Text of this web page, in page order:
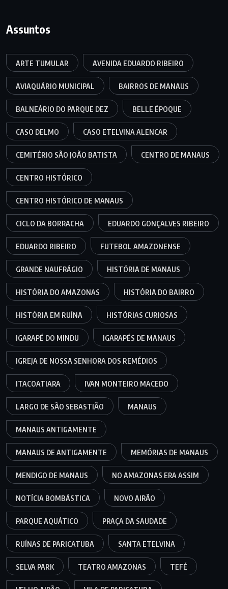
Assuntos
ARTE TUMULAR AVENIDA EDUARDO RIBEIRO
AVIAQUÁRIO MUNICIPAL BAIRROS DE MANAUS
BALNEÁRIO DO PARQUE DEZ BELLE ÉPOQUE
CASO DELMO CASO ETELVINA ALENCAR
CEMITÉRIO SÃO JOÃO BATISTA CENTRO DE MANAUS
CENTRO HISTÓRICO
CENTRO HISTÓRICO DE MANAUS
CICLO DA BORRACHA EDUARDO GONÇALVES RIBEIRO
EDUARDO RIBEIRO FUTEBOL AMAZONENSE
GRANDE NAUFRÁGIO HISTÓRIA DE MANAUS
HISTÓRIA DO AMAZONAS HISTÓRIA DO BAIRRO
HISTÓRIA EM RUÍNA HISTÓRIAS CURIOSAS
IGARAPÉ DO MINDU IGARAPÉS DE MANAUS
IGREJA DE NOSSA SENHORA DOS REMÉDIOS
ITACOATIARA IVAN MONTEIRO MACEDO
LARGO DE SÃO SEBASTIÃO MANAUS
MANAUS ANTIGAMENTE
MANAUS DE ANTIGAMENTE MEMÓRIAS DE MANAUS
MENDIGO DE MANAUS NO AMAZONAS ERA ASSIM
NOTÍCIA BOMBÁSTICA NOVO AIRÃO
PARQUE AQUÁTICO PRAÇA DA SAUDADE
RUÍNAS DE PARICATUBA SANTA ETELVINA
SELVA PARK TEATRO AMAZONAS TEFÉ